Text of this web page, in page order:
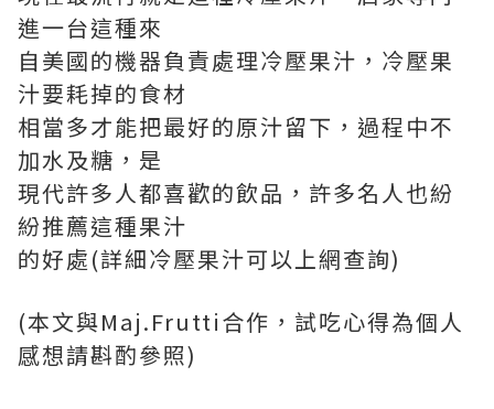
進一台這種來
自美國的機器負責處理冷壓果汁，冷壓果
汁要耗掉的食材
相當多才能把最好的原汁留下，過程中不
加水及糖，是
現代許多人都喜歡的飲品，許多名人也紛
紛推薦這種果汁
的好處(詳細冷壓果汁可以上網查詢)
(本文與Maj.Frutti合作，試吃心得為個人
感想請斟酌參照)